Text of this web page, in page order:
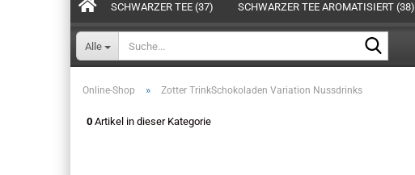
Alle
SCHWARZER TEE (37) SCHWARZER TEE AROMATISIERT (38)
Online-Shop » Zotter TrinkSchokoladen Variation Nussdrinks
0 Artikel in dieser Kategorie